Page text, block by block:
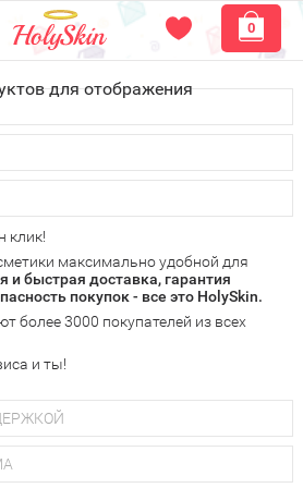
0
для отображения
по всем городам России.
курьером, Почтой России или
выдачи PickPoint или пункте
осуществляется ужена
получитьбесплатную
доставки и оплаты в Вашем городе
заказ любым удобным способом:
(Альфа-банк, Сбербанк) и другими
клик!
максимально удобной для
и быстрая доставка, гарантия
покупок - все это HolySkin.
более 3000 покупателей из всех
и ты!
на все Ваши вопросы по работе
по товарам, рассказать о